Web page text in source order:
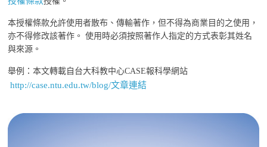
本授權條款允許使用者散布、傳輸著作，但不得為商業目的之使用，
亦不得修改該著作。 使用時必須按照著作人指定的方式表彰其姓名
與來源。
舉例：本文轉載自台大科教中心CASE報科學網站
http://case.ntu.edu.tw/blog/文章連結